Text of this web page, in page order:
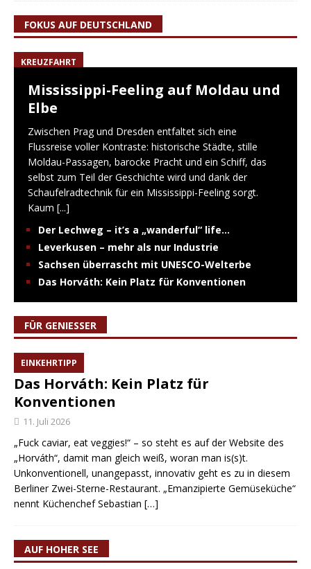
FOKUS AUF DEUTSCHLAND
KREUZFAHRT
Mississippi-Feeling auf Moldau und
Elbe
Zwischen Prag und Dresden entfaltet sich eine
Flussreise voller Kontraste: historische Städte, stille
Moldau-Passagen, barocke Pracht und ein Schiff, das
selbst zum Teil der Geschichte wird und dank der
Schaufelradtechnik für ein Mississippi-Feeling sorgt.
Kaum [...]
Der Lechweg – it’s a „wanderful“ life…
Leverkusen – mehr als nur Industrie
Sachsen überrascht mit UNESCO-Welterbe
Das Horváth: Kein Platz für Konventionen
FÜR GENIESSER
EINKEHRTIPP
Das Horváth: Kein Platz für
Konventionen
11. Juli 2026
„Fuck caviar, eat veggies!“ – so steht es auf der Website des
„Horváth“, damit man gleich weiß, woran man is(s)t.
Unkonventionell, unangepasst, innovativ geht es zu in diesem
Berliner Zwei-Sterne-Restaurant. „Emanzipierte Gemüseküche“
nennt Küchenchef Sebastian […]
AUF HOHER SEE